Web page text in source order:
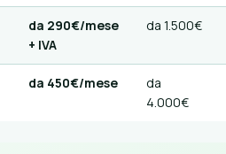
da 290€/mese
+ IVA
da 1.500€
da 450€/mese
da
4.000€